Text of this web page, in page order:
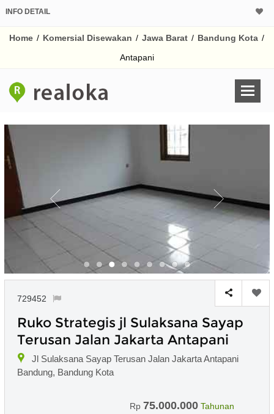
INFO DETAIL
Home / Komersial Disewakan / Jawa Barat / Bandung Kota /
Antapani
729452
Ruko Strategis jl Sulaksana Sayap
Terusan Jalan Jakarta Antapani
Jl Sulaksana Sayap Terusan Jalan Jakarta Antapani
Bandung, Bandung Kota
Rp 75.000.000 Tahunan